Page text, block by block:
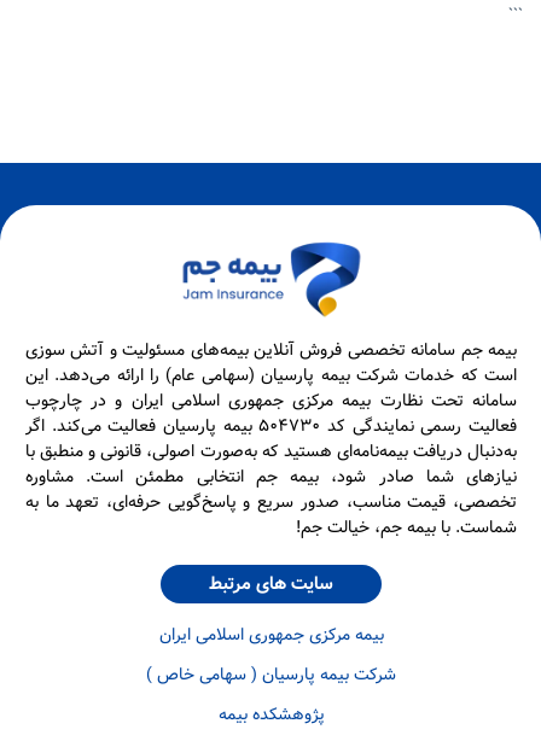
```
بیمه جم سامانه تخصصی فروش آنلاین بیمه‌های مسئولیت و آتش سوزی
است که خدمات شرکت بیمه پارسیان (سهامی عام) را ارائه می‌دهد. این
سامانه تحت نظارت بیمه مرکزی جمهوری اسلامی ایران و در چارچوب
فعالیت رسمی نمایندگی کد ۵۰۴۷۳۰ بیمه پارسیان فعالیت می‌کند. اگر
به‌دنبال دریافت بیمه‌نامه‌ای هستید که به‌صورت اصولی، قانونی و منطبق با
نیازهای شما صادر شود، بیمه جم انتخابی مطمئن است. مشاوره
تخصصی، قیمت مناسب، صدور سریع و پاسخ‌گویی حرفه‌ای، تعهد ما به
شماست. با بیمه جم، خیالت جم!
سایت های مرتبط
بیمه مرکزی جمهوری اسلامی ایران
شرکت بیمه پارسیان ( سهامی خاص )
پژوهشکده بیمه